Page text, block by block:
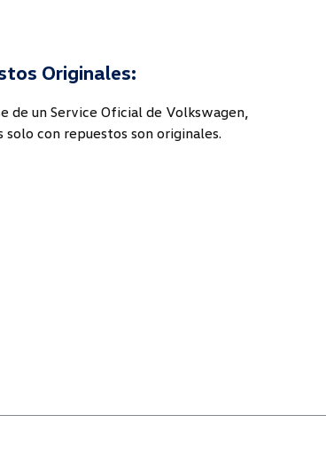
Originales:
de un Service Oficial de Volkswagen,
solo con repuestos son originales.